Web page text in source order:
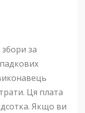
за
Ця плата
Якщо ви